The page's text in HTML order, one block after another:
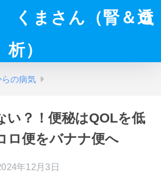
くまさん（腎＆透
析）
らの病気
い？！便秘はQOLを低
ロ便をバナナ便へ
年12月3日